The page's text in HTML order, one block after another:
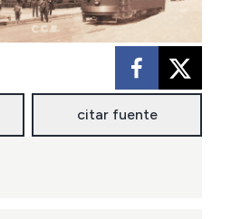
citar fuente